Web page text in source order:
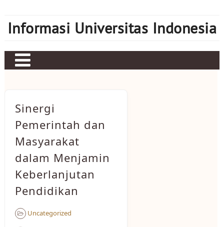
content
Informasi Universitas Indonesia
Sbobet
Mahjong Ways 2
Server Kamboja
Server Thailand
Sinergi
Pemerintah dan
Masyarakat
dalam Menjamin
Keberlanjutan
Pendidikan
Uncategorized